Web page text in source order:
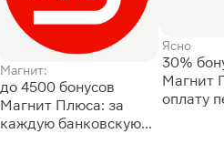
Магнит:
до 4500 бонусов
Магнит Плюса: за
каждую банковскую
Ясно
30%
Магнит
оплату